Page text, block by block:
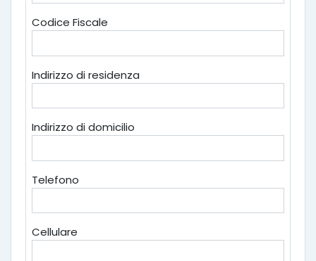
Codice Fiscale
Indirizzo di residenza
Indirizzo di domicilio
Telefono
Cellulare